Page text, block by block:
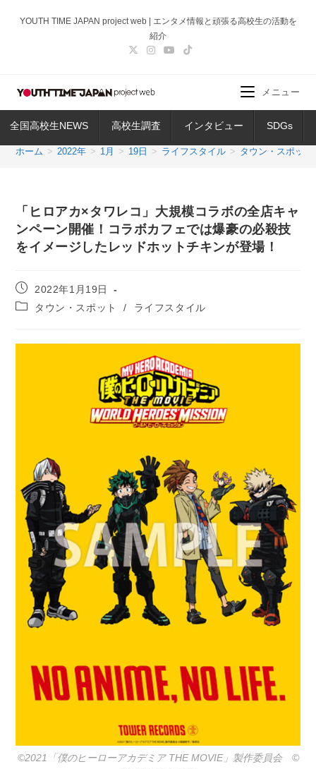
ス
ッ
YOUTH TIME JAPAN project web | エンタメ情報と頑張る高校生の活動を
紹介
全国高校生NEWS 高校生調査 インタビュー SDGs
メニュー
ホーム > 2022年 > 1月 > 19日 > ライフスタイル > タウン・スポット
「ヒロアカ×タワレコ」大規模コラボの全店キャ
ンペーン開催！コラボカフェでは爆豪の必殺技
をイメージしたレッドホットチキンが登場！
投
稿
公
2022年1月19日
投
テ
タウン・スポット / ライフスタイル
©2021「僕のヒーローアカデミア THE MOVIE」製作委員会 ©️